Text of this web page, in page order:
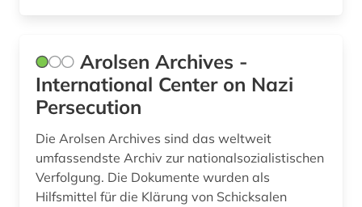
Arolsen Archives -
International Center on Nazi
Persecution
Die Arolsen Archives sind das weltweit
umfassendste Archiv zur nationalsozialistischen
Verfolgung. Die Dokumente wurden als
Hilfsmittel für die Klärung von Schicksalen